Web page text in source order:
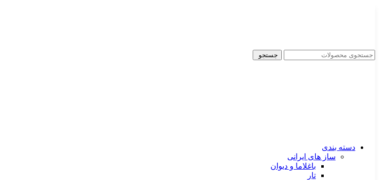
جستجو
دسته بندی
ساز های ایرانی
باغلاما و دیوان
تار